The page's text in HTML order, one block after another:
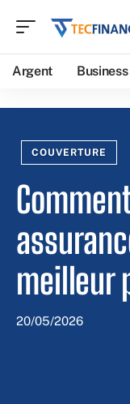
Argent Business
COUVERTURE
meilleur
20/05/2026